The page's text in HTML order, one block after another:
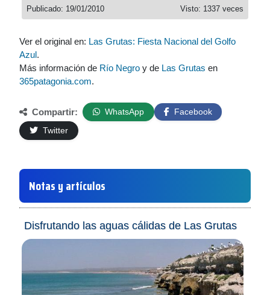
Visto: 1337 veces
Publicado: 19/01/2010
Ver el original en: Las Grutas: Fiesta Nacional del Golfo
Azul.
Más información de Río Negro y de Las Grutas en
365patagonia.com.
Compartir: WhatsApp
Facebook
Twitter
Notas y artículos
Disfrutando las aguas cálidas de Las Grutas